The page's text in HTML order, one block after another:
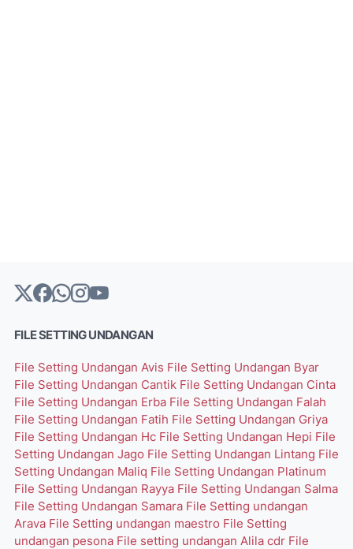
FILE SETTING UNDANGAN
File Setting Undangan Avis File Setting Undangan Byar
File Setting Undangan Cantik File Setting Undangan Cinta
File Setting Undangan Erba File Setting Undangan Falah
File Setting Undangan Fatih File Setting Undangan Griya
File Setting Undangan Hc File Setting Undangan Hepi File
Setting Undangan Jago File Setting Undangan Lintang File
Setting Undangan Maliq File Setting Undangan Platinum
File Setting Undangan Rayya File Setting Undangan Salma
File Setting Undangan Samara File Setting undangan
Arava File Setting undangan maestro File Setting
undangan pesona File setting undangan Alila cdr File